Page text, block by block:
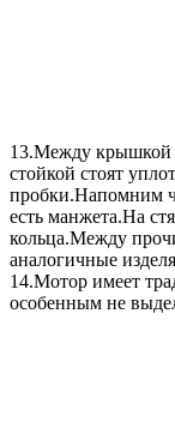
13.Между крышкой
стойкой стоят
пробки.Напомним
есть манжета.На
кольца.Между
аналогичные
14.Мотор имеет
особенным не